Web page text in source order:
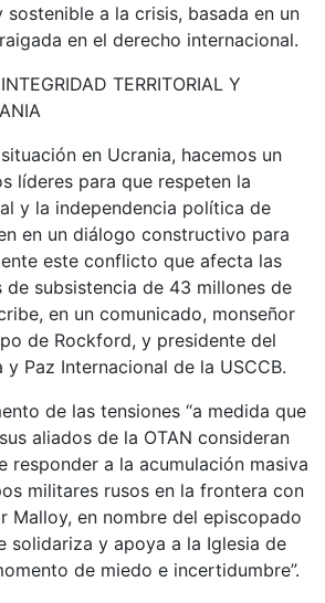
a la crisis, basada en un
en el derecho internacional.
TERRITORIAL Y
en Ucrania, hacemos un
líderes para que respeten la
y la independencia política de
en un diálogo constructivo para
este conflicto que afecta las
subsistencia de 43 millones de
en un comunicado, monseñor
de Rockford, y presidente del
Paz Internacional de la USCCB.
de las tensiones “a medida que
aliados de la OTAN consideran
responder a la acumulación masiva
militares rusos en la frontera con
Malloy, en nombre del episcopado
solidariza y apoya a la Iglesia de
de miedo e incertidumbre”.